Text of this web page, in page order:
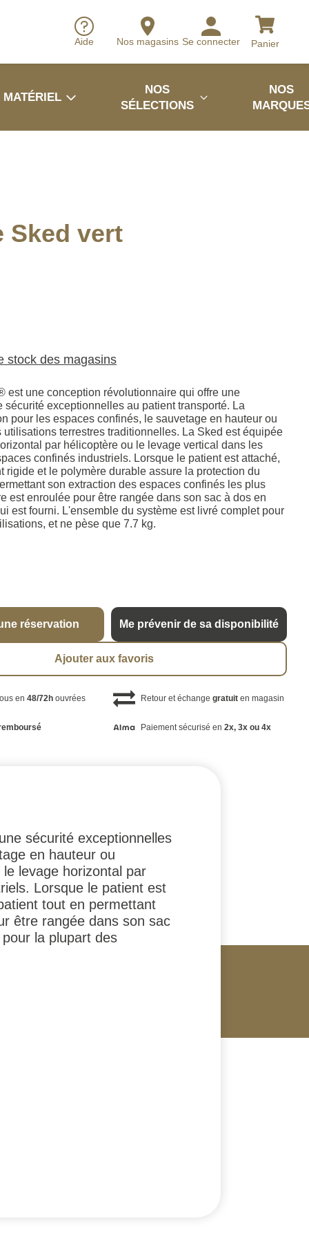
Aide Nos magasins Se connecter Panier
MATÉRIEL
NOS
SÉLECTIONS
NOS
Sked vert
stock des magasins
est une conception révolutionnaire qui offre une
sécurité exceptionnelles au patient transporté. La
pour les espaces confinés, le sauvetage en hauteur ou
utilisations terrestres traditionnelles. La Sked est équipée
par hélicoptère ou le levage vertical dans les
confinés industriels. Lorsque le patient est attaché,
rigide et le polymère durable assure la protection du
son extraction des espaces confinés les plus
est enroulée pour être rangée dans son sac à dos en
est fourni. L'ensemble du système est livré complet pour
et ne pèse que 7.7 kg.
réservation Me prévenir de sa disponibilité
Ajouter aux favoris
en48/72h ouvrées Retour et échange gratuiten magasin
Paiement sécurisé en 2x, 3x ou 4x
sécurité exceptionnelles
en hauteur ou
levage horizontal par
Lorsque le patient est
tout en permettant
être rangée dans son sac
la plupart des